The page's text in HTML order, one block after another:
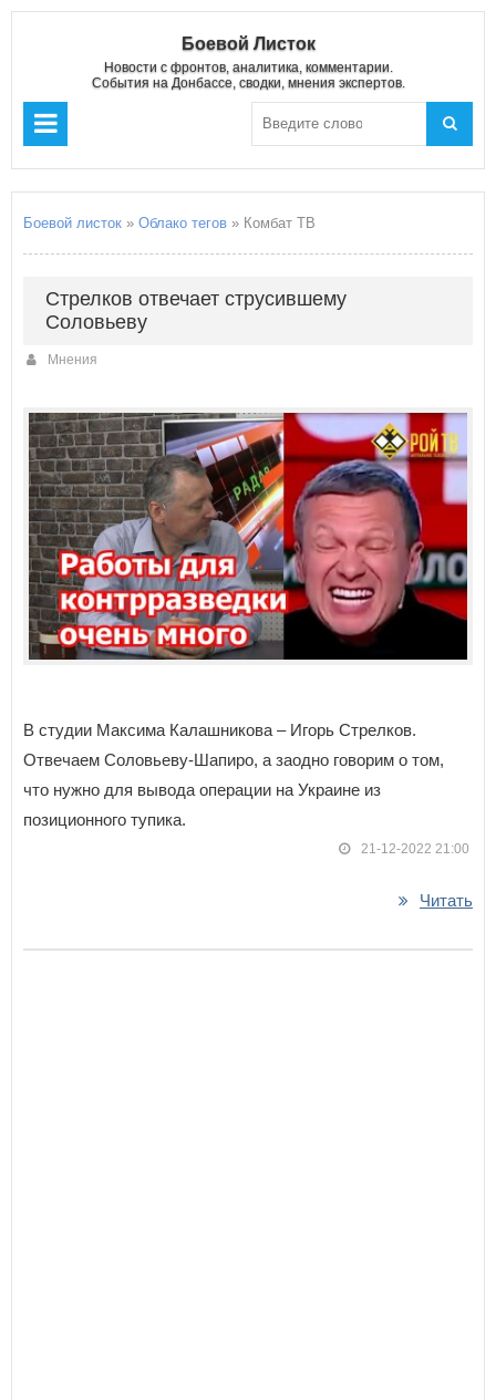
Боевой Листок
Новости с фронтов, аналитика, комментарии.
События на Донбассе, сводки, мнения экспертов.
Боевой листок » Облако тегов » Комбат ТВ
Стрелков отвечает струсившему
Соловьеву
Мнения
В студии Максима Калашникова – Игорь Стрелков.
Отвечаем Соловьеву-Шапиро, а заодно говорим о том,
что нужно для вывода операции на Украине из
позиционного тупика.
21-12-2022 21:00
Читать